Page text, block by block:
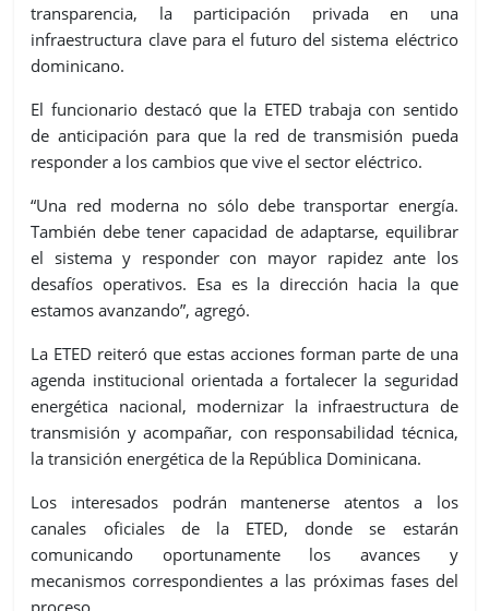
transparencia, la participación privada en una
infraestructura clave para el futuro del sistema eléctrico
dominicano.
El funcionario destacó que la ETED trabaja con sentido
de anticipación para que la red de transmisión pueda
responder a los cambios que vive el sector eléctrico.
“Una red moderna no sólo debe transportar energía.
También debe tener capacidad de adaptarse, equilibrar
el sistema y responder con mayor rapidez ante los
desafíos operativos. Esa es la dirección hacia la que
estamos avanzando”, agregó.
La ETED reiteró que estas acciones forman parte de una
agenda institucional orientada a fortalecer la seguridad
energética nacional, modernizar la infraestructura de
transmisión y acompañar, con responsabilidad técnica,
la transición energética de la República Dominicana.
Los interesados podrán mantenerse atentos a los
canales oficiales de la ETED, donde se estarán
comunicando oportunamente los avances y
mecanismos correspondientes a las próximas fases del